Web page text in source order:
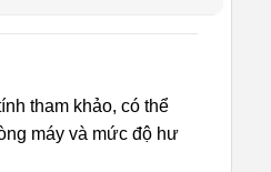
tham khảo, có thể
máy và mức độ hư